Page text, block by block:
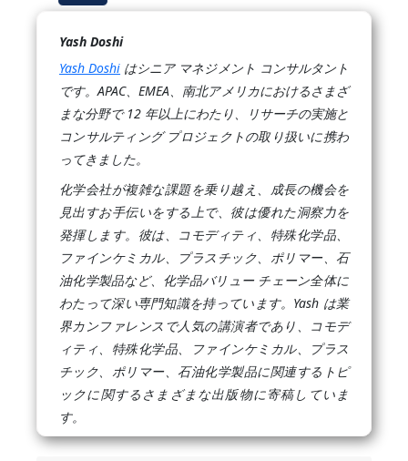
Yash Doshi
Yash Doshi はシニア マネジメント コンサルタント
です。APAC、EMEA、南北アメリカにおけるさまざ
まな分野で 12 年以上にわたり、リサーチの実施と
コンサルティング プロジェクトの取り扱いに携わ
ってきました。
化学会社が複雑な課題を乗り越え、成長の機会を
見出すお手伝いをする上で、彼は優れた洞察力を
発揮します。彼は、コモディティ、特殊化学品、
ファインケミカル、プラスチック、ポリマー、石
油化学製品など、化学品バリュー チェーン全体に
わたって深い専門知識を持っています。Yash は業
界カンファレンスで人気の講演者であり、コモデ
ィティ、特殊化学品、ファインケミカル、プラス
チック、ポリマー、石油化学製品に関連するトピ
ックに関するさまざまな出版物に寄稿していま
す。